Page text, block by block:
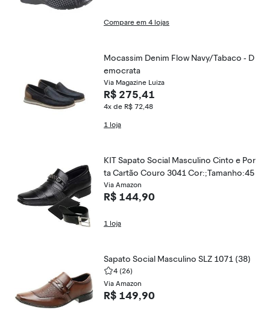
Compare em 4 lojas
Mocassim Denim Flow Navy/Tabaco - D
emocrata
Via Magazine Luiza
R$ 275,41
4x de R$ 72,48
1 loja
KIT Sapato Social Masculino Cinto e Por
ta Cartão Couro 3041 Cor:;Tamanho:45
Via Amazon
R$ 144,90
1 loja
Sapato Social Masculino SLZ 1071 (38)
4 (26)
Via Amazon
R$ 149,90